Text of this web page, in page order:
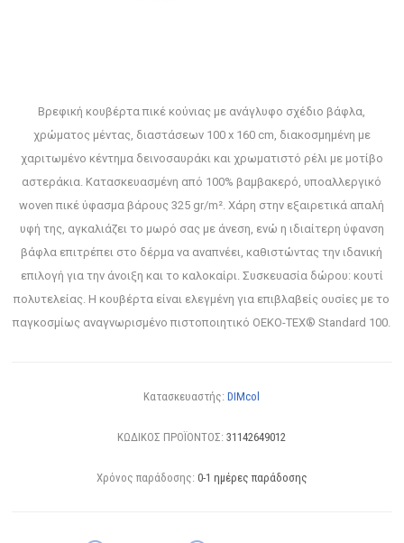
Βρεφική κουβέρτα πικέ κούνιας με ανάγλυφο σχέδιο βάφλα,
χρώματος μέντας, διαστάσεων 100 x 160 cm, διακοσμημένη με
χαριτωμένο κέντημα δεινοσαυράκι και χρωματιστό ρέλι με μοτίβο
αστεράκια. Κατασκευασμένη από 100% βαμβακερό, υποαλλεργικό
woven πικέ ύφασμα βάρους 325 gr/m². Χάρη στην εξαιρετικά απαλή
υφή της, αγκαλιάζει το μωρό σας με άνεση, ενώ η ιδιαίτερη ύφανση
βάφλα επιτρέπει στο δέρμα να αναπνέει, καθιστώντας την ιδανική
επιλογή για την άνοιξη και το καλοκαίρι. Συσκευασία δώρου: κουτί
πολυτελείας. Η κουβέρτα είναι ελεγμένη για επιβλαβείς ουσίες με το
παγκοσμίως αναγνωρισμένο πιστοποιητικό OEKO-TEX® Standard 100.
Κατασκευαστής: DIMcol
ΚΩΔΙΚΟΣ ΠΡΟΪΟΝΤΟΣ: 31142649012
Χρόνος παράδοσης: 0-1 ημέρες παράδοσης